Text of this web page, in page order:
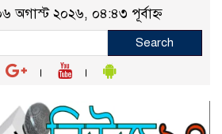
অগাস্ট ২০২৬, ০৪:৪৩ পূর্বাহ্ন
Search